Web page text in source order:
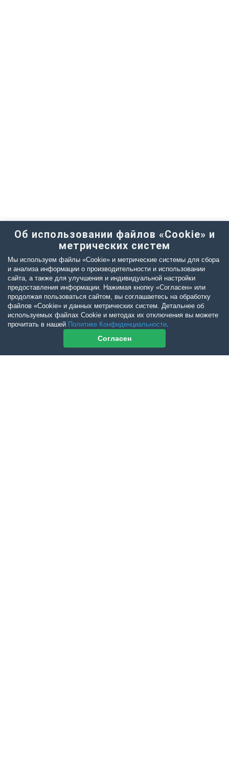
Об использовании файлов «Cookie» и
метрических систем
Мы используем файлы «Cookie» и метрические системы для сбора
и анализа информации о производительности и использовании
сайта, а также для улучшения и индивидуальной настройки
предоставления информации. Нажимая кнопку «Согласен» или
продолжая пользоваться сайтом, вы соглашаетесь на обработку
файлов «Cookie» и данных метрических систем. Детальнее об
используемых файлах Cookie и методах их отключения вы можете
прочитать в нашей Политике Конфиденциальности.
Согласен